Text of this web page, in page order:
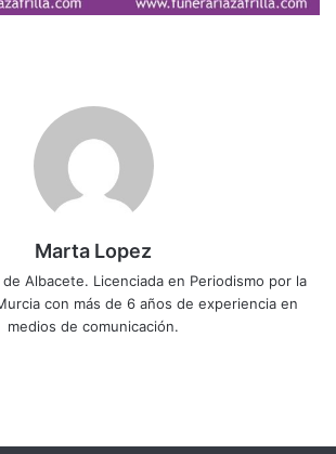
Marta Lopez
Albacete. Licenciada en Periodismo por la
con más de 6 años de experiencia en
medios de comunicación.